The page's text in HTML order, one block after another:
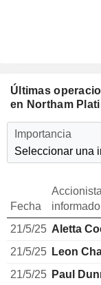
Últimas
en Northam
Importancia
Seleccionar una
Fecha
informado
21/5/25 Aletta
21/5/25 Leon
21/5/25 Paul